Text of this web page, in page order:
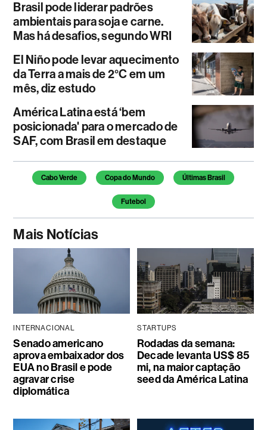
Brasil pode liderar padrões
ambientais para soja e carne.
Mas há desafios, segundo WRI
El Niño pode levar aquecimento
da Terra a mais de 2°C em um
mês, diz estudo
América Latina está ‘bem
posicionada' para o mercado de
SAF, com Brasil em destaque
Temas deste artigo
Cabo Verde Copa do Mundo Últimas Brasil
Futebol
Mais Notícias
INTERNACIONAL
Senado americano
aprova embaixador dos
EUA no Brasil e pode
agravar crise
diplomática
STARTUPS
Rodadas da semana:
Decade levanta US$ 85
mi, na maior captação
seed da América Latina